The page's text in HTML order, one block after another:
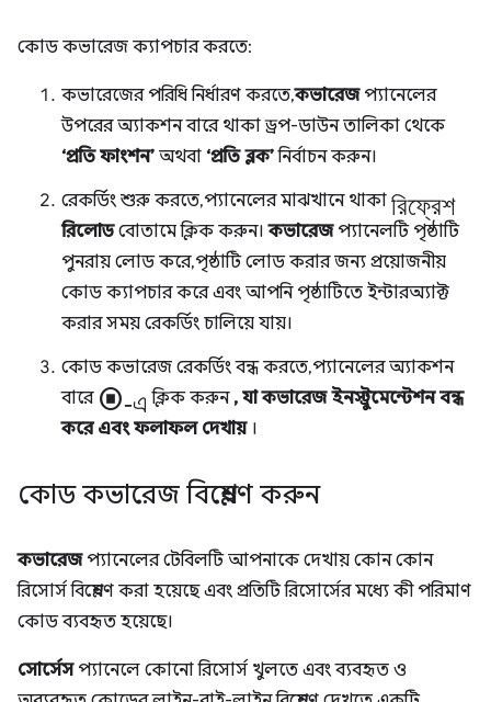
কোড কভারেজ ক্যাপচার করতে:
কভারেজের পরিধি নির্ধারণ করতে,কভারেজপ্যানেলের
উপরের অ্যাকশন বারে থাকা ড্রপ-ডাউন তালিকা থেকে
‘প্রতি ফাংশন’ অথবা ‘প্রতি ব্লক’নির্বাচন করুন।
রেকর্ডিং শুরু করতে, প্যানেলের মাঝখানে থাকা রিফ্রেশ
রিলোডবোতামে ক্লিক করুন।কভারেজপ্যানেলটি পৃষ্ঠাটি
পুনরায় লোড করে, পৃষ্ঠাটি লোড করার জন্য প্রয়োজনীয়
কোড ক্যাপচার করে এবং আপনি পৃষ্ঠাটিতে ইন্টারঅ্যাক্ট
করার সময় রেকর্ডিং চালিয়ে যায়।
কোড কভারেজ রেকর্ডিং বন্ধ করতে, প্যানেলের অ্যাকশন
বারে stop_circle-এ ক্লিক করুন , যা কভারেজ ইনস্ট্রুমেন্টেশন বন্ধ
করে এবং ফলাফল দেখায়।
কোড কভারেজ বিশ্লেষণ করুন
কভারেজপ্যানেলের টেবিলটি আপনাকে দেখায় কোন কোন
রিসোর্স বিশ্লেষণ করা হয়েছে এবং প্রতিটি রিসোর্সের মধ্যে কী পরিমাণ
কোড ব্যবহৃত হয়েছে।
সোর্সেসপ্যানেলে কোনো রিসোর্স খুলতে এবং ব্যবহৃত ও